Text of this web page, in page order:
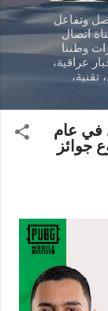
وتفاعل
اتصال
وطننا
عراقية،
في عام
جوائز